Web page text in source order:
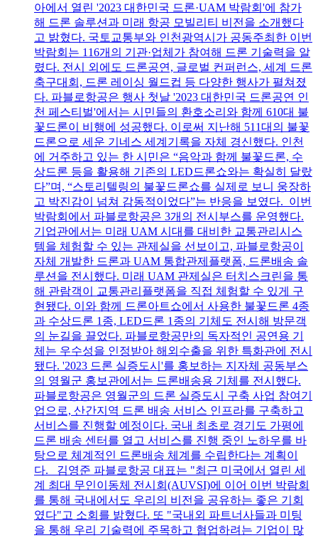
아에서 열린 '2023 대한민국 드론·UAM 박람회'에 참가
해 드론 솔루션과 미래 항공 모빌리티 비전을 소개했다
고 밝혔다. 국토교통부와 인천광역시가 공동주최한 이번
박람회는 116개의 기관·업체가 참여해 드론 기술력을 알
렸다. 전시 외에도 드론공연, 글로벌 컨퍼런스, 세계 드론
축구대회, 드론 레이싱 월드컵 등 다양한 행사가 펼쳐졌
다. 파블로항공은 행사 첫날 '2023 대한민국 드론공연 인
천 페스티벌'에서는 시민들의 환호소리와 함께 610대 불
꽃드론이 비행에 성공했다. 이로써 지난해 511대의 불꽃
드론으로 세운 기네스 세계기록을 자체 경신했다. 인천
에 거주하고 있는 한 시민은 “음악과 함께 불꽃드론, 수
상드론 등을 활용해 기존의 LED드론쇼와는 확실히 달랐
다”며, “스토리텔링의 불꽃드론쇼를 실제로 보니 웅장하
고 박진감이 넘쳐 감동적이었다”는 반응을 보였다. 이번
박람회에서 파블로항공은 3개의 전시부스를 운영했다.
기업관에서는 미래 UAM 시대를 대비한 교통관리시스
템을 체험할 수 있는 관제실을 선보이고, 파블로항공이
자체 개발한 드론과 UAM 통합관제플랫폼, 드론배송 솔
루션을 전시했다. 미래 UAM 관제실은 터치스크린을 통
해 관람객이 교통관리플랫폼을 직접 체험할 수 있게 구
현됐다. 이와 함께 드론아트쇼에서 사용한 불꽃드론 4종
과 수상드론 1종, LED드론 1종의 기체도 전시해 방문객
의 눈길을 끌었다. 파블로항공만의 독자적인 공연용 기
체는 우수성을 인정받아 해외수출을 위한 특화관에 전시
됐다. '2023 드론 실증도시'를 홍보하는 지자체 공동부스
의 영월군 홍보관에서는 드론배송용 기체를 전시했다.
파블로항공은 영월군의 드론 실증도시 구축 사업 참여기
업으로, 산간지역 드론 배송 서비스 인프라를 구축하고
서비스를 진행할 예정이다. 국내 최초로 경기도 가평에
드론 배송 센터를 열고 서비스를 진행 중인 노하우를 바
탕으로 체계적인 드론배송 체계를 수립한다는 계획이
다. 김영준 파블로항공 대표는 "최근 미국에서 열린 세
계 최대 무인이동체 전시회(AUVSI)에 이어 이번 박람회
를 통해 국내에서도 우리의 비전을 공유하는 좋은 기회
였다"고 소회를 밝혔다. 또 "국내외 파트너사들과 미팅
을 통해 우리 기술력에 주목하고 협업하려는 기업이 많